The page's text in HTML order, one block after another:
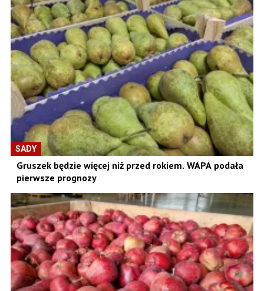
SADY
Gruszek będzie więcej niż przed rokiem. WAPA podała
pierwsze prognozy